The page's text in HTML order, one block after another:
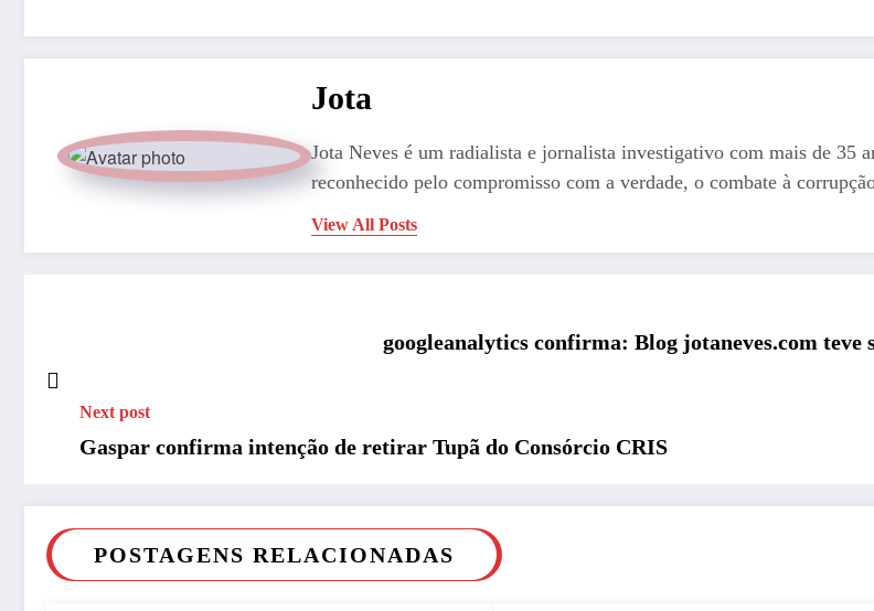
Jota
Jota Neves é um radialista e jornalista investigativo com mais de 35
reconhecido pelo compromisso com a verdade, o combate à
View All Posts
googleanalytics confirma: Blog jotaneves.com teve
Next post
Gaspar confirma intenção de retirar Tupã do Consórcio CRIS
POSTAGENS RELACIONADAS